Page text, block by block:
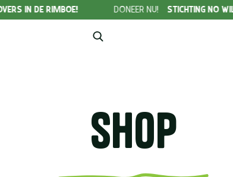
DONEER NU! STICHTING NO WILDLIFE CRIME
Shop